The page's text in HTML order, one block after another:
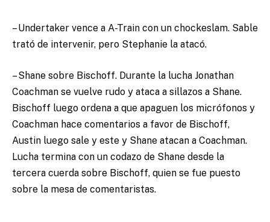
– Undertaker vence a A-Train con un chockeslam. Sable
trató de intervenir, pero Stephanie la atacó.
– Shane sobre Bischoff. Durante la lucha Jonathan
Coachman se vuelve rudo y ataca a sillazos a Shane.
Bischoff luego ordena a que apaguen los micrófonos y
Coachman hace comentarios a favor de Bischoff,
Austin luego sale y este y Shane atacan a Coachman.
Lucha termina con un codazo de Shane desde la
tercera cuerda sobre Bischoff, quien se fue puesto
sobre la mesa de comentaristas.